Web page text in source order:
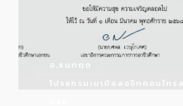
อ.ธนกฤต
โปรแกรมเมเบิลลอจิกคอนโทรล